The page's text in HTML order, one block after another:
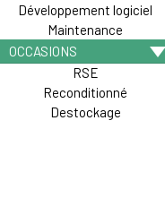
Développement logiciel
Maintenance
OCCASIONS
RSE
Reconditionné
Destockage